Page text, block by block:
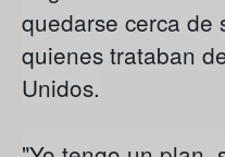
quedarse cerca de
quienes trataban
Unidos.